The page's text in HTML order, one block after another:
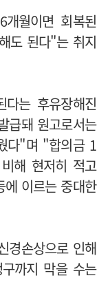
월이면 회복된
도 된다"는 취지
는 후유장해진
급돼 원고로서는
다"며 "합의금 1
해 현저히 적고
에 이르는 중대한
경손상으로 인해
까지 막을 수는